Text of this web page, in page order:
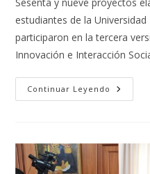
estudiantes de la
participaron en la tercera
Innovación e Interacción
Continuar Leyendo
UMSA
EN